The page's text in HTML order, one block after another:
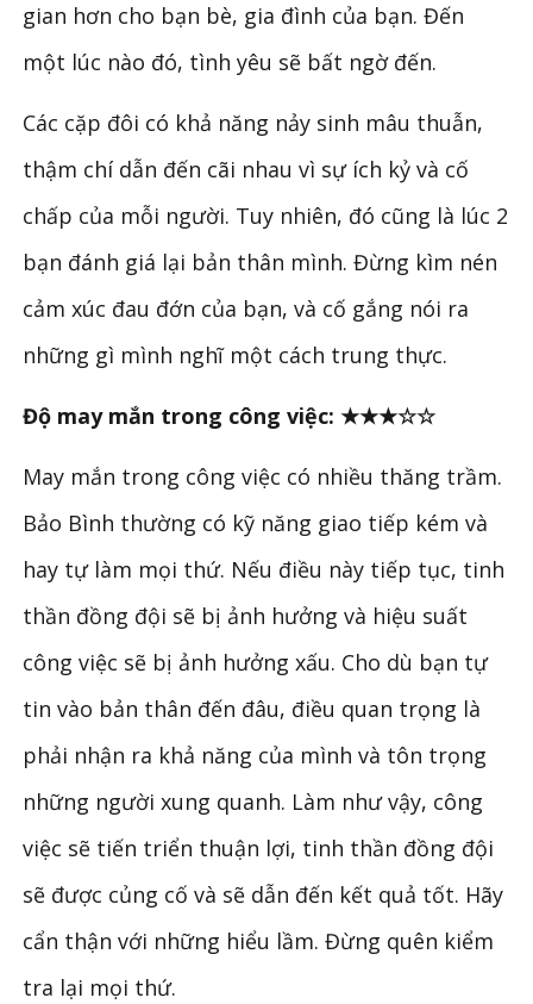
gian hơn cho bạn bè, gia đình của bạn. Đến
một lúc nào đó, tình yêu sẽ bất ngờ đến.
Các cặp đôi có khả năng nảy sinh mâu thuẫn,
thậm chí dẫn đến cãi nhau vì sự ích kỷ và cố
chấp của mỗi người. Tuy nhiên, đó cũng là lúc 2
bạn đánh giá lại bản thân mình. Đừng kìm nén
cảm xúc đau đớn của bạn, và cố gắng nói ra
những gì mình nghĩ một cách trung thực.
Độ may mắn trong công việc: ★★★☆☆
May mắn trong công việc có nhiều thăng trầm.
Bảo Bình thường có kỹ năng giao tiếp kém và
hay tự làm mọi thứ. Nếu điều này tiếp tục, tinh
thần đồng đội sẽ bị ảnh hưởng và hiệu suất
công việc sẽ bị ảnh hưởng xấu. Cho dù bạn tự
tin vào bản thân đến đâu, điều quan trọng là
phải nhận ra khả năng của mình và tôn trọng
những người xung quanh. Làm như vậy, công
việc sẽ tiến triển thuận lợi, tinh thần đồng đội
sẽ được củng cố và sẽ dẫn đến kết quả tốt. Hãy
cẩn thận với những hiểu lầm. Đừng quên kiểm
tra lại mọi thứ.